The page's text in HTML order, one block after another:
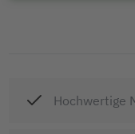
Hochwertige